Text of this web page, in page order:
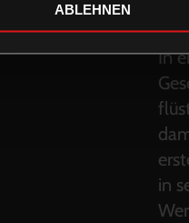
ABLEHNEN
In
in